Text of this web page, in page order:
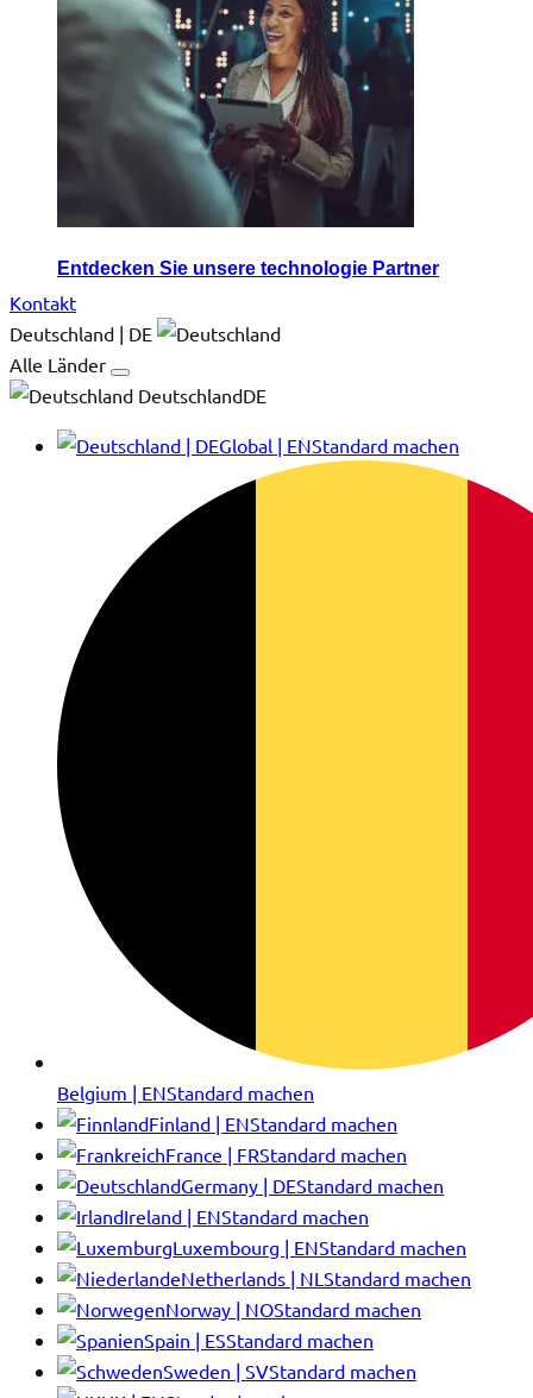
Entdecken Sie unsere technologie Partner
Kontakt
Deutschland | DE
Alle Länder
DeutschlandDE
Global | ENStandard machen
Belgium | ENStandard machen
Finland | ENStandard machen
France | FRStandard machen
Germany | DEStandard machen
Ireland | ENStandard machen
Luxembourg | ENStandard machen
Netherlands | NL Standard machen
Norway | NOStandard machen
Spain | ESStandard machen
Sweden | SVStandard machen